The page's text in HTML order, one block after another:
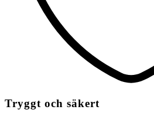
Tryggt och säkert